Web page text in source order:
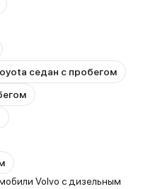
седан с пробегом
Volvo с дизельным